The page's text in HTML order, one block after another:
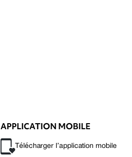
APPLICATION MOBILE
Télécharger l’application mobile